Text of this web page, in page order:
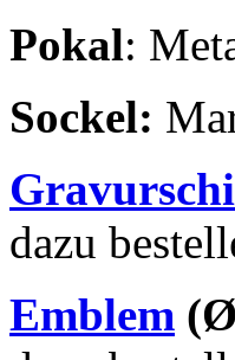
Pokal:
Sockel:
dazu
Emblem